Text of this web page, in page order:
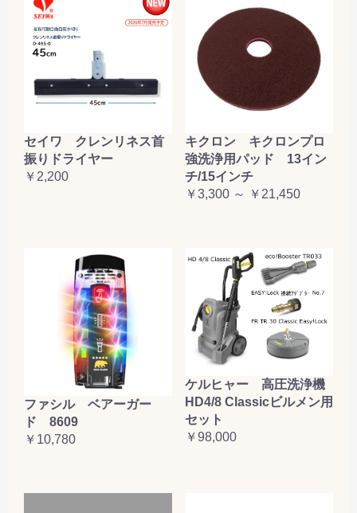
セイワ クレンリネス首
振りドライヤー
￥2,200
キクロン キクロンプロ
強洗浄用パッド 13イン
チ/15インチ
￥3,300 ～ ￥21,450
ファシル ベアーガー
ド 8609
￥10,780
ケルヒャー 高圧洗浄機
HD4/8 Classicビルメン用
セット
￥98,000